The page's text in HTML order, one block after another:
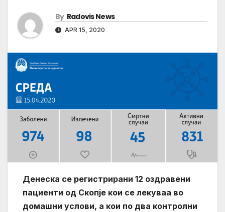
By Radovis News
APR 15, 2020
Денеска се регистрирани 12 оздравени
пациенти од Скопје кои се лекуваа во
домашни услови, а кои по два контролни